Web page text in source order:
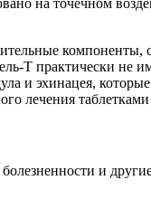
на точечном
компоненты,
Т практически не
и эхинацея,
лечения
и